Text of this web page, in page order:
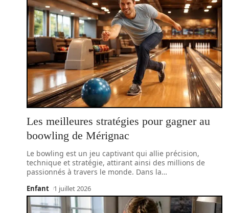
Les meilleures stratégies pour gagner au
boowling de Mérignac
Le bowling est un jeu captivant qui allie précision,
technique et stratégie, attirant ainsi des millions de
passionnés à travers le monde. Dans la…
Enfant 1 juillet 2026